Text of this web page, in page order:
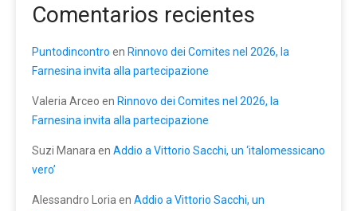
Comentarios recientes
Puntodincontro en Rinnovo dei Comites nel 2026, la
Farnesina invita alla partecipazione
Valeria Arceo en Rinnovo dei Comites nel 2026, la
Farnesina invita alla partecipazione
Suzi Manara en Addio a Vittorio Sacchi, un ‘italomessicano
vero’
Alessandro Loria en Addio a Vittorio Sacchi, un